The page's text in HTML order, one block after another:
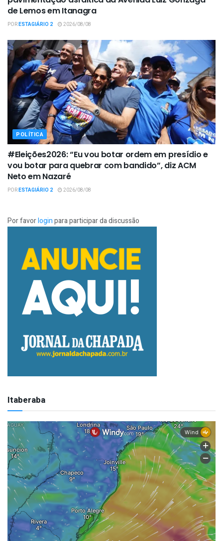
de Lemos em Itanagra
PORESTAGIÁRIO 2 2026/08/08
POLÍTICA
#Eleições2026: “Eu vou botar ordem em presídio e
vou botar para quebrar com bandido”, diz ACM
Neto em Nazaré
PORESTAGIÁRIO 2 2026/08/08
Por favorloginpara participar da discussão
Itaberaba